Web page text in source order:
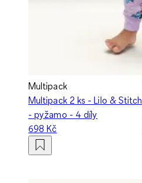
Multipack
Multipack 2 ks - Lilo & Stitch
- pyžamo - 4 díly
698 Kč